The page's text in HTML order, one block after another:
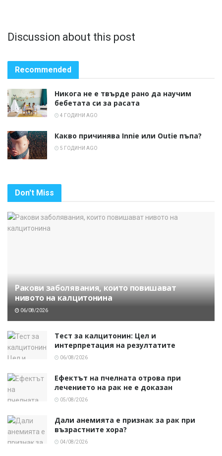
Discussion about this post
Recommended
Никога не е твърде рано да научим
бебетата си за расата
4 ГОДИНИ AGO
Какво причинява Innie или Outie пъпа?
5 ГОДИНИ AGO
Don't Miss
Ракови заболявания, които повишават
нивото на калцитонина
06/08/2026
Тест за калцитонин: Цел и
интерпретация на резултатите
06/08/2026
Ефектът на пчелната отрова при
лечението на рак не е доказан
05/08/2026
Дали анемията е признак за рак при
възрастните хора?
04/08/2026